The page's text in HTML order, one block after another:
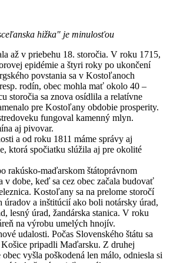
hižka" je minulosťou
až v priebehu 18. storočia. V roku 1715,
epidémie a štyri roky po ukončení
povstania sa v Kostoľanoch
rodín, obec mohla mať okolo 40 –
storočia sa znova osídlila a relatívne
pre Kostoľany obdobie prosperity.
fungoval kamenný mlyn.
aj pivovar.
a od roku 1811 máme správy aj
ktorá spočiatku slúžila aj pre okolité
rakúsko-maďarskom štátoprávnom
dobe, keď sa cez obec začala budovať
Kostoľany sa na prelome storočí
úradov a inštitúcií ako boli notársky úrad,
lesný úrad, žandárska stanica. V roku
na výrobu umelých hnojív.
udalosti. Počas Slovenského štátu sa
pripadli Maďarsku. Z druhej
vyšla poškodená len málo, odniesla si